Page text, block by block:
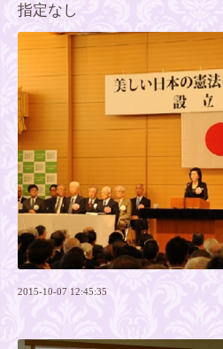
指定なし
2015-10-07 12:45:35